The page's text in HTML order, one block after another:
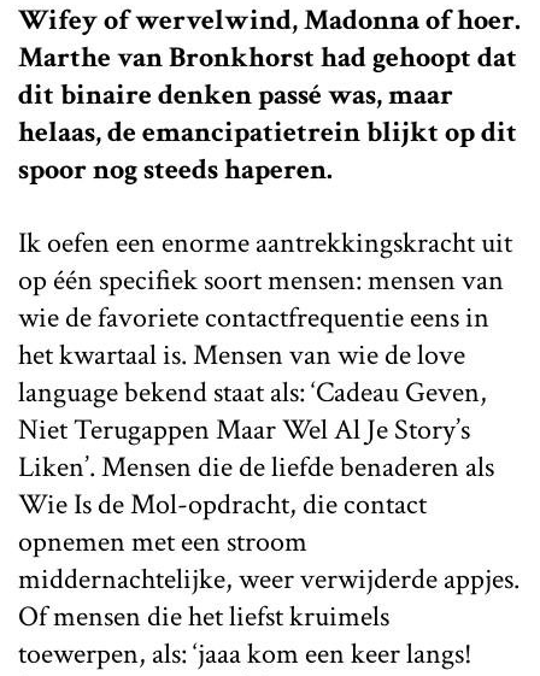
Wifey of wervelwind, Madonna of hoer.
Marthe van Bronkhorst had gehoopt dat
dit binaire denken passé was, maar
helaas, de emancipatietrein blijkt op dit
spoor nog steeds haperen.
Ik oefen een enorme aantrekkingskracht uit
op één specifiek soort mensen: mensen van
wie de favoriete contactfrequentie eens in
het kwartaal is. Mensen van wie de love
language bekend staat als: ‘Cadeau Geven,
Niet Terugappen Maar Wel Al Je Story’s
Liken’. Mensen die de liefde benaderen als
Wie Is de Mol-opdracht, die contact
opnemen met een stroom
middernachtelijke, weer verwijderde appjes.
Of mensen die het liefst kruimels
toewerpen, als: ‘jaaa kom een keer langs!